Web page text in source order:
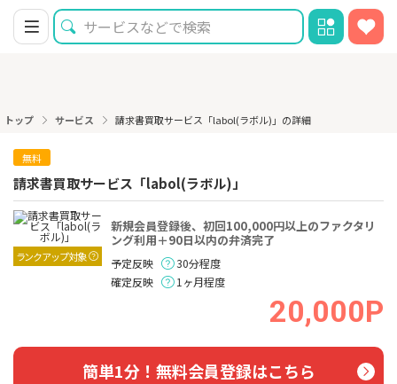
トップ サービス 請求書買取サービス「labol(ラボル)」の詳細
無料
請求書買取サービス「labol(ラボル)」
ランクアップ対象
新規会員登録後、初回100,000円以上のファクタリ
ング利用＋90日以内の弁済完了
予定反映
30分程度
確定反映
1ヶ月程度
20,000P
簡単1分！無料会員登録はこちら